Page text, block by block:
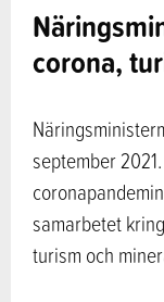
corona,
september
samarbetet
turism och